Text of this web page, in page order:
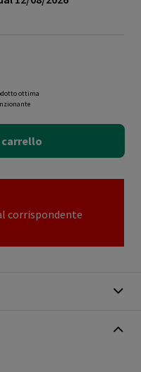
ottima
carrello
corrispondente